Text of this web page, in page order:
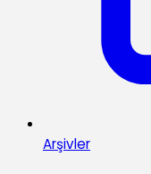
Arşivler